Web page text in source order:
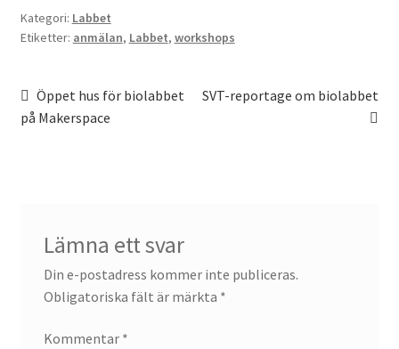
Kategori: Labbet
Etiketter: anmälan, Labbet, workshops
Inläggsnavigering
Föregående
inlägg:
Öppet hus för biolabbet
på Makerspace
Nästa
SVT-reportage om biolabbet
Lämna ett svar
Din e-postadress kommer inte publiceras.
Obligatoriska fält är märkta *
Kommentar *